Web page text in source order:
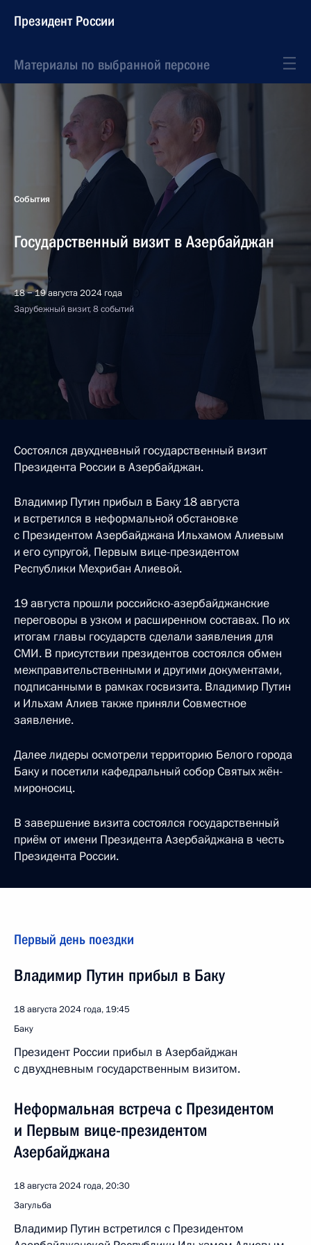
Президент России
Материалы по выбранной персоне
События
Государственный визит в Азербайджан
18 − 19 августа 2024 года
Зарубежный визит, 8 событий
Состоялся двухдневный государственный визит
Президента России в Азербайджан.
Владимир Путин прибыл в Баку 18 августа
и встретился в неформальной обстановке
с Президентом Азербайджана Ильхамом Алиевым
и его супругой, Первым вице-президентом
Республики Мехрибан Алиевой.
19 августа прошли российско-азербайджанские
переговоры в узком и расширенном составах. По их
итогам главы государств сделали заявления для
СМИ. В присутствии президентов состоялся обмен
межправительственными и другими документами,
подписанными в рамках госвизита. Владимир Путин
и Ильхам Алиев также приняли Совместное
заявление.
Далее лидеры осмотрели территорию Белого города
Баку и посетили кафедральный собор Святых жён-
мироносиц.
В завершение визита состоялся государственный
приём от имени Президента Азербайджана в честь
Президента России.
Первый день поездки
Владимир Путин прибыл в Баку
18 августа 2024 года, 19:45
Баку
Президент России прибыл в Азербайджан
с двухдневным государственным визитом.
Неформальная встреча с Президентом
и Первым вице-президентом
Азербайджана
18 августа 2024 года, 20:30
Загульба
Владимир Путин встретился с Президентом